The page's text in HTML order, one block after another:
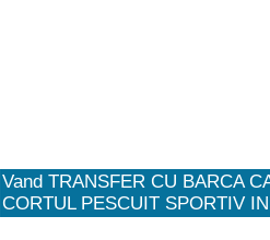
Vand TRANSFER CU BARCA
CORTUL PESCUIT SPORTIV